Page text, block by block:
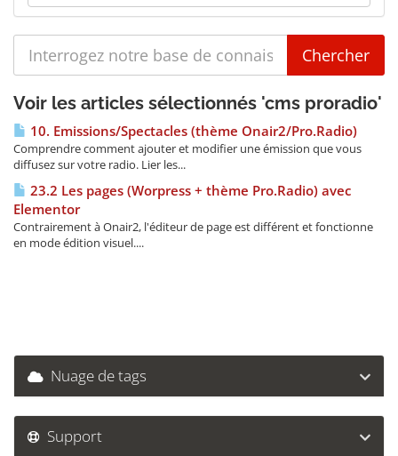
Voir les articles sélectionnés 'cms proradio'
10. Emissions/Spectacles (thème Onair2/Pro.Radio)
Comprendre comment ajouter et modifier une émission que vous
diffusez sur votre radio. Lier les...
23.2 Les pages (Worpress + thème Pro.Radio) avec
Elementor
Contrairement à Onair2, l'éditeur de page est différent et fonctionne
en mode édition visuel....
Nuage de tags
Support